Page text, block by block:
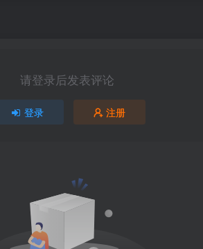
请登录后发表评论
登录 注册